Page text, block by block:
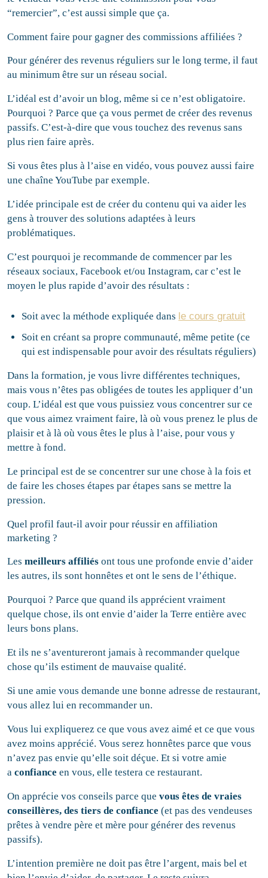
“remercier”, c’est aussi simple que ça.
Comment faire pour gagner des commissions affiliées ?
Pour générer des revenus réguliers sur le long terme, il faut
au minimum être sur un réseau social.
L’idéal est d’avoir un blog, même si ce n’est obligatoire.
Pourquoi ? Parce que ça vous permet de créer des revenus
passifs. C’est-à-dire que vous touchez des revenus sans
plus rien faire après.
Si vous êtes plus à l’aise en vidéo, vous pouvez aussi faire
une chaîne YouTube par exemple.
L’idée principale est de créer du contenu qui va aider les
gens à trouver des solutions adaptées à leurs
problématiques.
C’est pourquoi je recommande de commencer par les
réseaux sociaux, Facebook et/ou Instagram, car c’est le
moyen le plus rapide d’avoir des résultats :
Soit avec la méthode expliquée dans le cours gratuit
Soit en créant sa propre communauté, même petite (ce
qui est indispensable pour avoir des résultats réguliers)
Dans la formation, je vous livre différentes techniques,
mais vous n’êtes pas obligées de toutes les appliquer d’un
coup. L’idéal est que vous puissiez vous concentrer sur ce
que vous aimez vraiment faire, là où vous prenez le plus de
plaisir et à là où vous êtes le plus à l’aise, pour vous y
mettre à fond.
Le principal est de se concentrer sur une chose à la fois et
de faire les choses étapes par étapes sans se mettre la
pression.
Quel profil faut-il avoir pour réussir en affiliation
marketing ?
Les meilleurs affiliés ont tous une profonde envie d’aider
les autres, ils sont honnêtes et ont le sens de l’éthique.
Pourquoi ? Parce que quand ils apprécient vraiment
quelque chose, ils ont envie d’aider la Terre entière avec
leurs bons plans.
Et ils ne s’aventureront jamais à recommander quelque
chose qu’ils estiment de mauvaise qualité.
Si une amie vous demande une bonne adresse de restaurant,
vous allez lui en recommander un.
Vous lui expliquerez ce que vous avez aimé et ce que vous
avez moins apprécié. Vous serez honnêtes parce que vous
n’avez pas envie qu’elle soit déçue. Et si votre amie
aconfianceen vous, elle testera ce restaurant.
On apprécie vos conseils parce quevous êtes de vraies
conseillères, destiers de confiance (et pas des vendeuses
prêtes à vendre père et mère pour générer des revenus
passifs).
L’intention première ne doit pas être l’argent, mais bel et